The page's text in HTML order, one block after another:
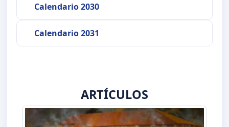
Calendario 2030
Calendario 2031
ARTÍCULOS